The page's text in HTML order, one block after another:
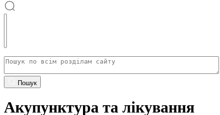
Пошук
Акупунктура та лікування